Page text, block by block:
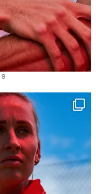
9
precision —